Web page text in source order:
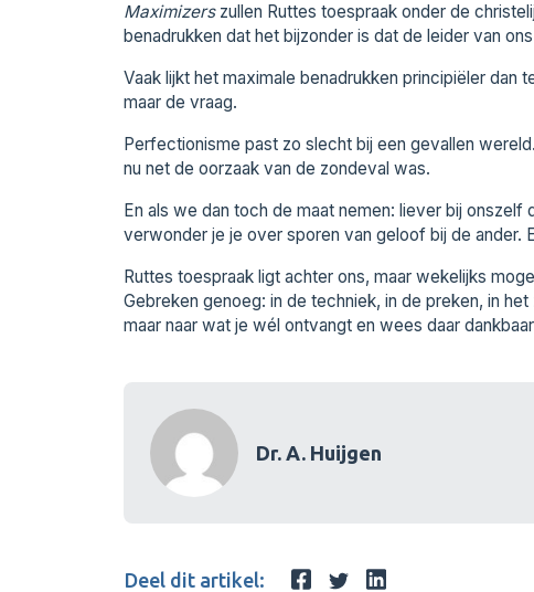
Maximizerszullen Ruttes toespraak onder de
benadrukken dat het bijzonder is dat de leider van
Vaak lijkt het maximale benadrukken principiëler dan
maar de vraag.
Perfectionisme past zo slecht bij een gevallen
nu net de oorzaak van de zondeval was.
En als we dan toch de maat nemen: liever bij onszelf
verwonder je je over sporen van geloof bij de ander.
Ruttes toespraak ligt achter ons, maar wekelijks
Gebreken genoeg: in de techniek, in de preken, in
maar naar wat je wél ontvangt en wees daar
Dr. A. Huijgen
Deel dit artikel: